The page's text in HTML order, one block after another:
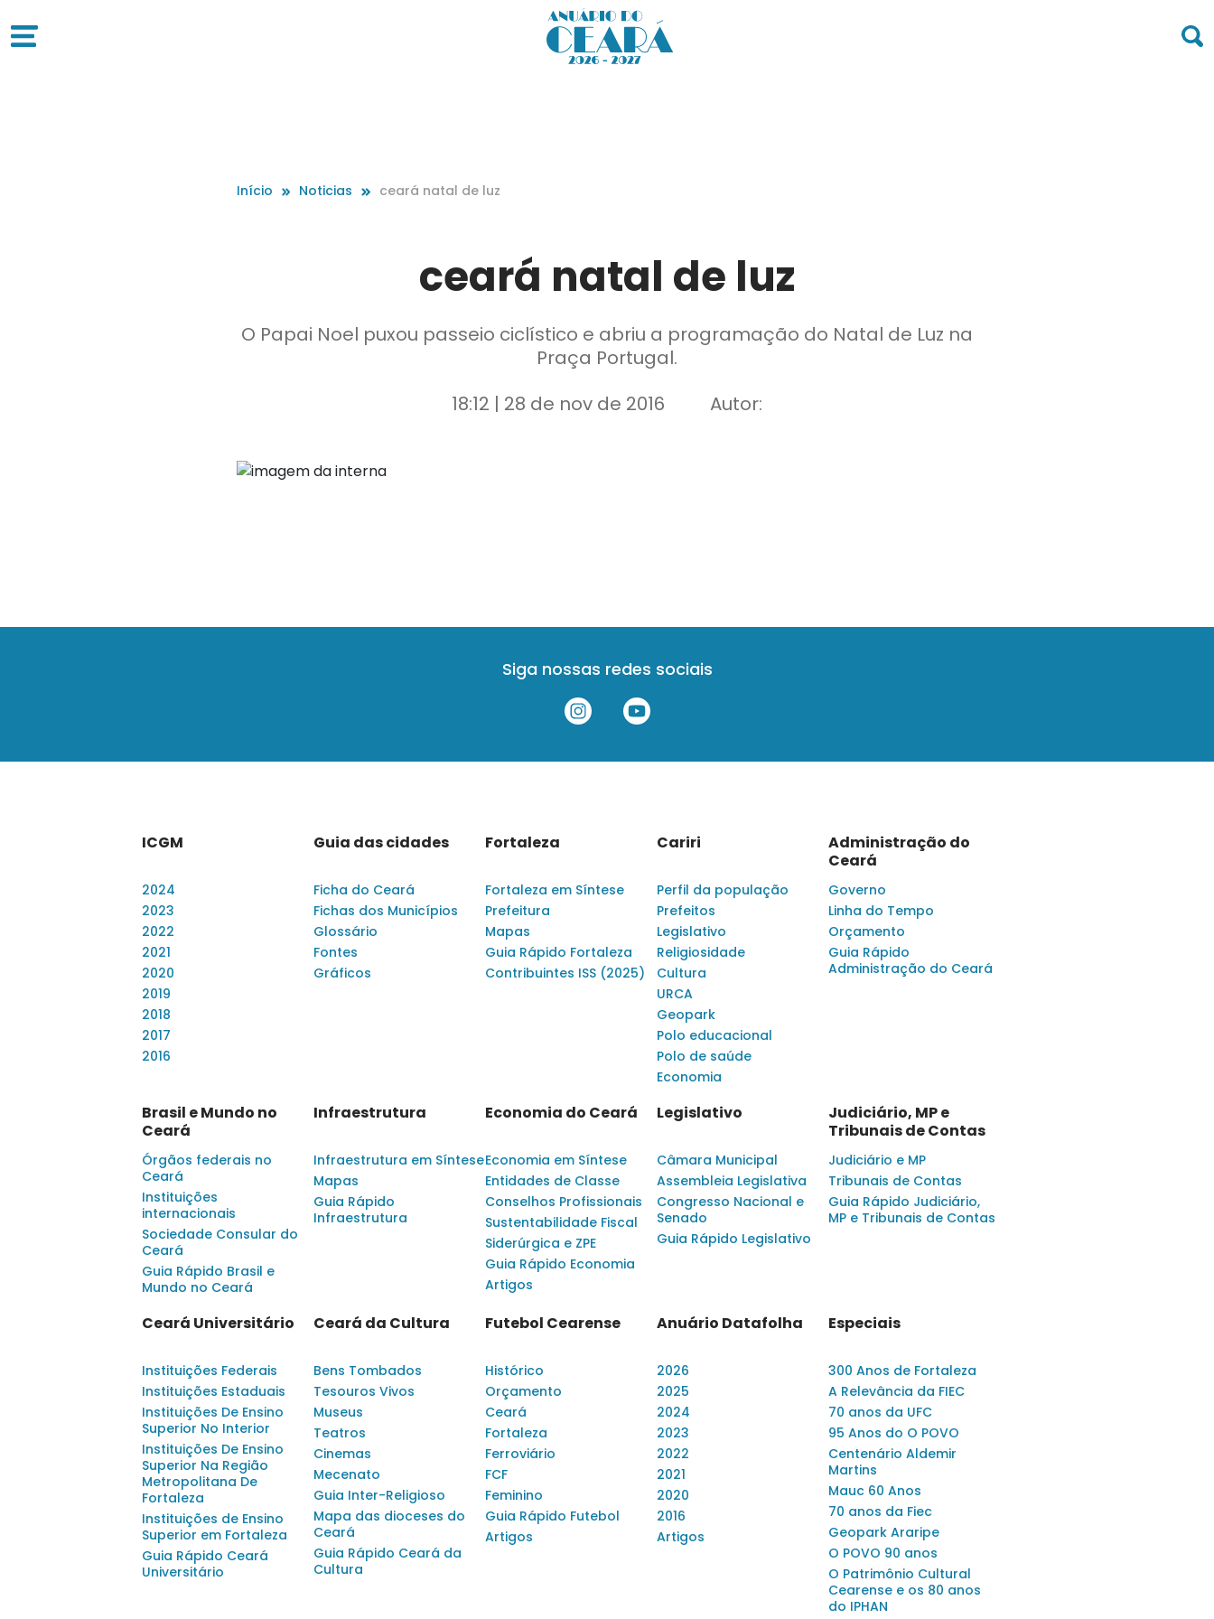
Início Noticias ceará natal de luz
ceará natal de luz
O Papai Noel puxou passeio ciclístico e abriu a programação do Natal de Luz na
Praça Portugal.
18:12 | 28 de nov de 2016
Autor:
Siga nossas redes sociais
ICGM
2024
2023
2022
2021
2020
2019
2018
2017
2016
Guia das cidades
Ficha do Ceará
Fichas dos Municípios
Glossário
Fontes
Gráficos
Fortaleza
Fortaleza em Síntese
Prefeitura
Mapas
Guia Rápido Fortaleza
Contribuintes ISS (2025)
Cariri
Perfil da população
Prefeitos
Legislativo
Religiosidade
Cultura
URCA
Geopark
Polo educacional
Polo de saúde
Economia
Administração do
Ceará
Governo
Linha do Tempo
Orçamento
Guia Rápido
Administração do Ceará
Brasil e Mundo no
Ceará
Órgãos federais no
Ceará
Instituições
internacionais
Sociedade Consular do
Ceará
Guia Rápido Brasil e
Mundo no Ceará
Infraestrutura
Infraestrutura em Síntese
Mapas
Guia Rápido
Infraestrutura
Economia do Ceará
Economia em Síntese
Entidades de Classe
Conselhos Profissionais
Sustentabilidade Fiscal
Siderúrgica e ZPE
Guia Rápido Economia
Artigos
Legislativo
Câmara Municipal
Assembleia Legislativa
Congresso Nacional e
Senado
Guia Rápido Legislativo
Judiciário, MP e
Tribunais de Contas
Judiciário e MP
Tribunais de Contas
Guia Rápido Judiciário,
MP e Tribunais de Contas
Ceará Universitário
Instituições Federais
Instituições Estaduais
Instituições De Ensino
Superior No Interior
Instituições De Ensino
Superior Na Região
Metropolitana De
Fortaleza
Instituições de Ensino
Superior em Fortaleza
Guia Rápido Ceará
Universitário
Ceará da Cultura
Bens Tombados
Tesouros Vivos
Museus
Teatros
Cinemas
Mecenato
Guia Inter-Religioso
Mapa das dioceses do
Ceará
Guia Rápido Ceará da
Cultura
Futebol Cearense
Histórico
Orçamento
Ceará
Fortaleza
Ferroviário
FCF
Feminino
Guia Rápido Futebol
Artigos
Anuário Datafolha
2026
2025
2024
2023
2022
2021
2020
2016
Artigos
Especiais
300 Anos de Fortaleza
A Relevância da FIEC
70 anos da UFC
95 Anos do O POVO
Centenário Aldemir
Martins
Mauc 60 Anos
70 anos da Fiec
Geopark Araripe
O POVO 90 anos
O Patrimônio Cultural
Cearense e os 80 anos
do IPHAN